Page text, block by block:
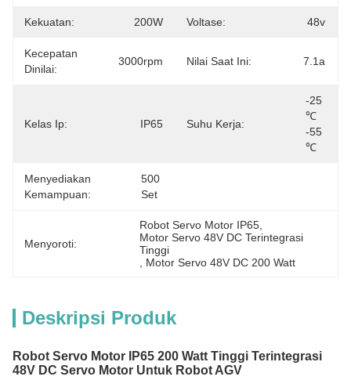
Kekuatan: 200W Voltase: 48v
Kecepatan
Dinilai:
3000rpm Nilai Saat Ini: 7.1a
Kelas Ip: IP65 Suhu Kerja:
-25
℃
-55
℃
Menyediakan
Kemampuan:
500
Set
Menyoroti:
Robot Servo Motor IP65
Motor Servo 48V DC Terintegrasi
Tinggi
Motor Servo 48V DC 200 Watt
Deskripsi Produk
Robot Servo Motor IP65 200 Watt Tinggi Terintegrasi
48V DC Servo Motor Untuk Robot AGV